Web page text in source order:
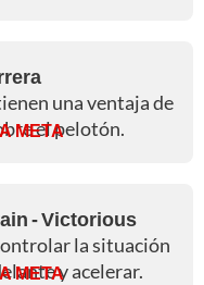
una ventaja de
el pelotón.
META
- Victorious
la situación
y acelerar.
META